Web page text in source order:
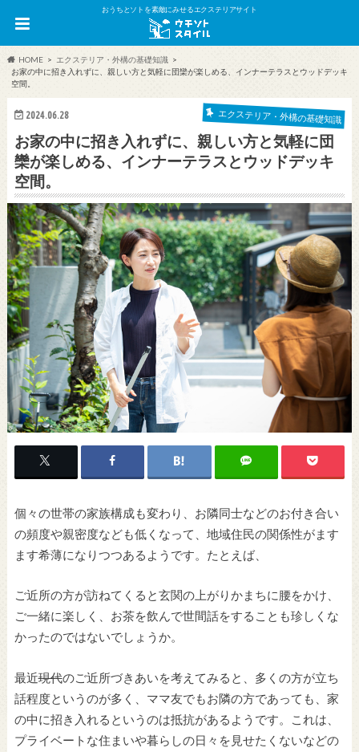
おうちとソトを素敵にみせるエクステリアサイト
HOME
エクステリア・外構の基礎知識
お家の中に招き入れずに、親しい方と気軽に団欒が楽しめる、インナーテラスとウッドデッキ
空間。
2024.06.28 エクステリア・外構の基礎知識
お家の中に招き入れずに、親しい方と気軽に団
欒が楽しめる、インナーテラスとウッドデッキ
空間。
個々の世帯の家族構成も変わり、お隣同士などのお付き合い
の頻度や親密度なども低くなって、地域住民の関係性がます
ます希薄になりつつあるようです。たとえば、
ご近所の方が訪ねてくると玄関の上がりかまちに腰をかけ、
ご一緒に楽しく、お茶を飲んで世間話をすることも珍しくな
かったのではないでしょうか。
最近現代のご近所づきあいを考えてみると、多くの方が立ち
話程度というのが多く、ママ友でもお隣の方であっても、家
の中に招き入れるというのは抵抗があるようです。これは、
プライベートな住まいや暮らしの日々を見せたくないなどの